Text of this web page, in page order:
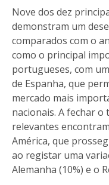
Nove dos dez
demonstram um
comparados com o
como o principal
portugueses, com
de Espanha, que
mercado mais
nacionais. A fechar o
relevantes
América, que
ao registar uma
Alemanha (10%) e o